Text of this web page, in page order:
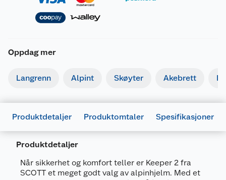
Oppdag mer
Langrenn Alpint Skøyter Akebrett
Produktdetaljer Produktomtaler Spesifikasjoner
Produktdetaljer
Når sikkerhet og komfort teller er Keeper 2 fra
SCOTT et meget godt valg av alpinhjelm. Med et
Generelt
Artikkelnummer
7616185057031
Leverandørens